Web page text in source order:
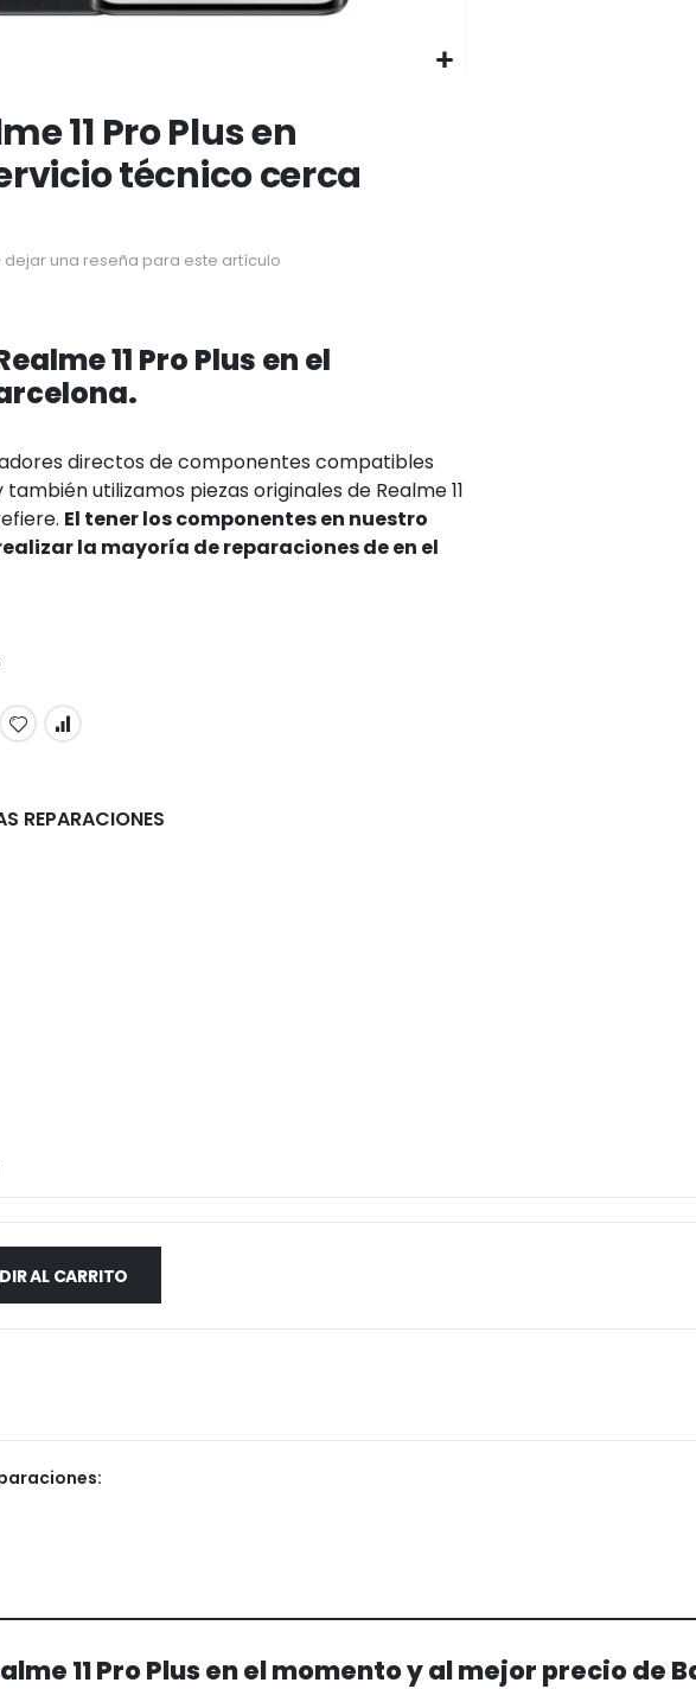
11 Pro Plus en
técnico cerca
dejar una reseña para este artículo
11 Pro Plus en el
directos de componentes compatibles
también utilizamos piezas originales de Realme 11
El tener los componentes en nuestro
la mayoría de reparaciones de en el
REPARACIONES
AL CARRITO
11 Pro Plus en el momento y al mejor precio de